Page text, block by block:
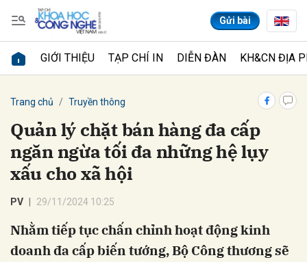
Gửi bài
GIỚI THIỆU TẠP CHÍ IN DIỄN ĐÀN KH&CN ĐỊA
Trang chủ Truyền thông
Quản lý chặt bán hàng đa cấp
ngăn ngừa tối đa những hệ lụy
xấu cho xã hội
PV 29/11/2024 10:25
Nhằm tiếp tục chấn chỉnh hoạt động kinh
doanh đa cấp biến tướng, Bộ Công thương sẽ
Gửi bình luận
Hủy Gửi